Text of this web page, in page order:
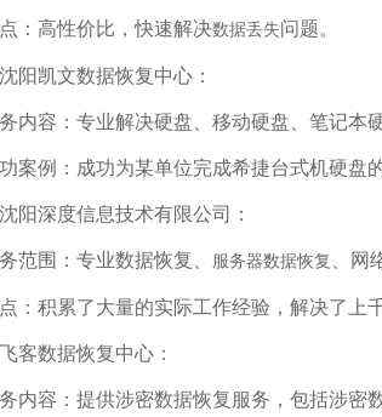
：高性价比，快速解决数据丢失问题。
阳凯文数据恢复中心：
内容：专业解决硬盘、移动硬盘、笔记本
案例：成功为某单位完成希捷台式机硬盘
阳深度信息技术有限公司：
范围：专业数据恢复、 服务器数据恢复 、网
：积累了大量的实际工作经验，解决了上
客数据恢复中心：
内容：提供涉密数据恢复服务，包括涉密